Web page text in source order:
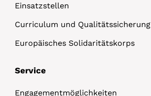
Einsatzstellen
Curriculum und Qualitätssicherung
Europäisches Solidaritätskorps
Service
Engagementmöglichkeiten